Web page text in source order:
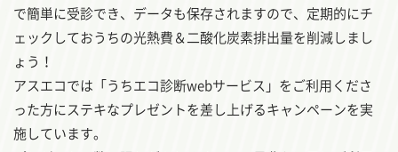
で簡単に受診でき、データも保存されますので、定期的にチ
ェックしておうちの光熱費＆二酸化炭素排出量を削減しまし
ょう！
アスエコでは「うちエコ診断webサービス」をご利用くださ
った方にステキなプレゼントを差し上げるキャンペーンを実
施しています。